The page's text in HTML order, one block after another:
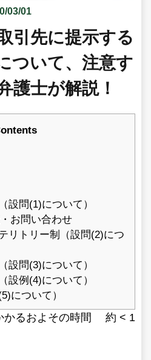
03/01
引先に提示する
ついて、注意す
護士が解説！
設問(1)について）
お問い合わせ
リトリー制（設問(2)につ
設問(3)について）
設例(4)について）
について）
かるおよその時間 約 < 1